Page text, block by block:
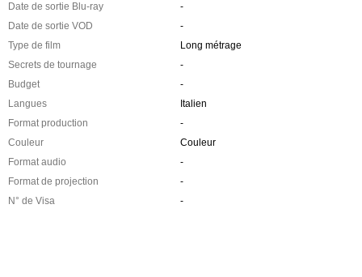
Date de sortie Blu-ray
-
Date de sortie VOD
-
Type de film
Long métrage
Secrets de tournage
-
Budget
-
Langues
Italien
Format production
-
Couleur
Couleur
Format audio
-
Format de projection
-
N° de Visa
-